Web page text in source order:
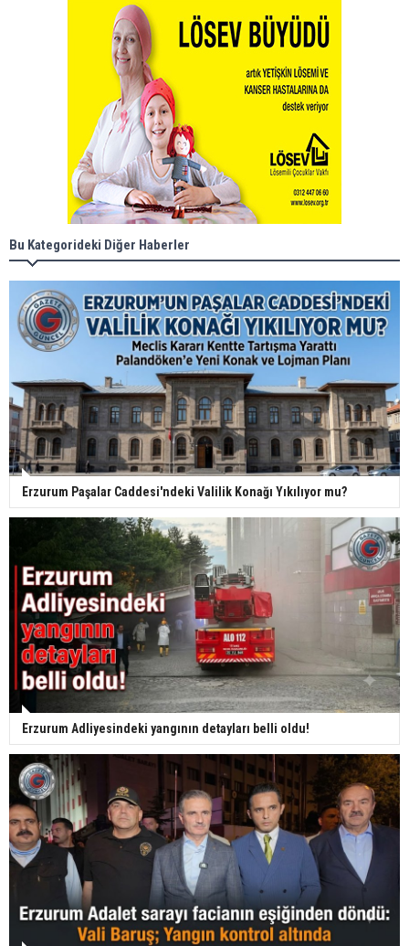
Bu Kategorideki Diğer Haberler
Erzurum Paşalar Caddesi'ndeki Valilik Konağı Yıkılıyor mu?
Erzurum Adliyesindeki yangının detayları belli oldu!